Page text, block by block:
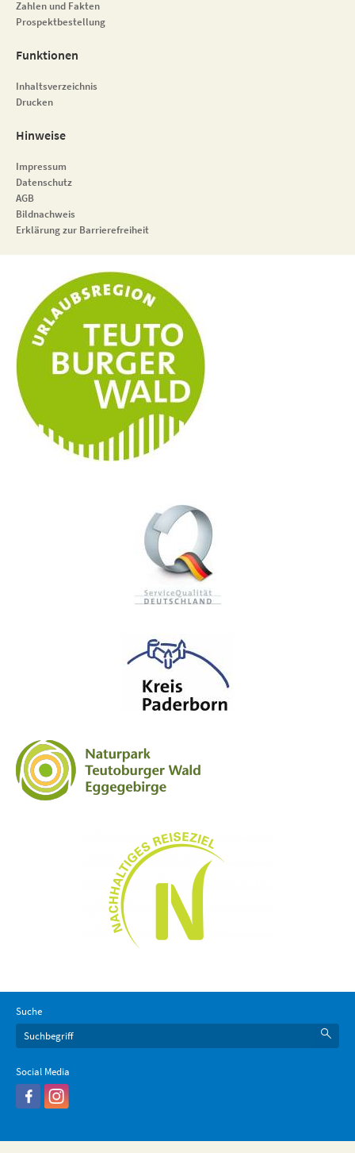
Zahlen und Fakten
Prospektbestellung
Funktionen
Inhaltsverzeichnis
Drucken
Hinweise
Impressum
Datenschutz
AGB
Bildnachweis
Erklärung zur Barrierefreiheit
Suche
Social Media